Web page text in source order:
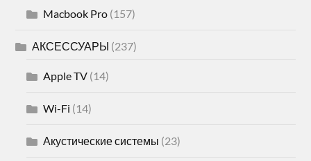
Macbook Pro (157)
АКСЕССУАРЫ (237)
Apple TV (14)
Wi-Fi (14)
Акустические системы (23)